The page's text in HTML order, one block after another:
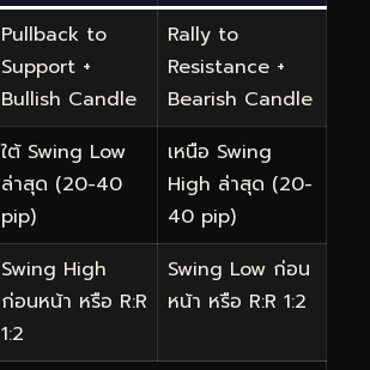
Pullback to
Support +
Bullish Candle
Rally to
Resistance +
Bearish Candle
ใต้ Swing Low
ล่าสุด (20-40
pip)
เหนือ Swing
High ล่าสุด (20-
40 pip)
Swing High
ก่อนหน้า หรือ R:R
1:2
Swing Low ก่อน
หน้า หรือ R:R 1:2